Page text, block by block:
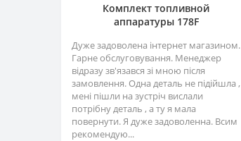
Комплект топливной
аппаратуры 178F
Дуже задоволена інтернет магазином.
Гарне обслуговування. Менеджер
відразу зв'язався зі мною після
замовлення. Одна деталь не підійшла ,
мені пішли на зустріч вислали
потрібну деталь , а ту я мала
повернути. Я дуже задоволенна. Всим
рекомендую...